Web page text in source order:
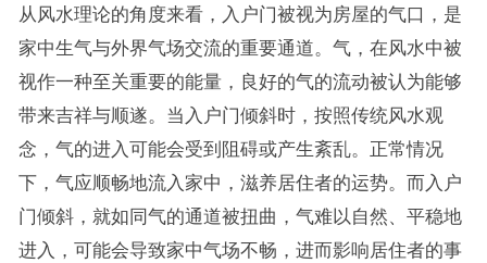
从风水理论的角度来看，入户门被视为房屋的气口，是
家中生气与外界气场交流的重要通道。气，在风水中被
视作一种至关重要的能量，良好的气的流动被认为能够
带来吉祥与顺遂。当入户门倾斜时，按照传统风水观
念，气的进入可能会受到阻碍或产生紊乱。正常情况
下，气应顺畅地流入家中，滋养居住者的运势。而入户
门倾斜，就如同气的通道被扭曲，气难以自然、平稳地
进入，可能会导致家中气场不畅，进而影响居住者的事